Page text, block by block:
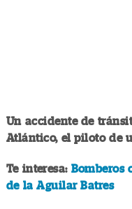
Un accidente de
Atlántico, el piloto de
Te interesa: Bomberos
de la Aguilar Batres